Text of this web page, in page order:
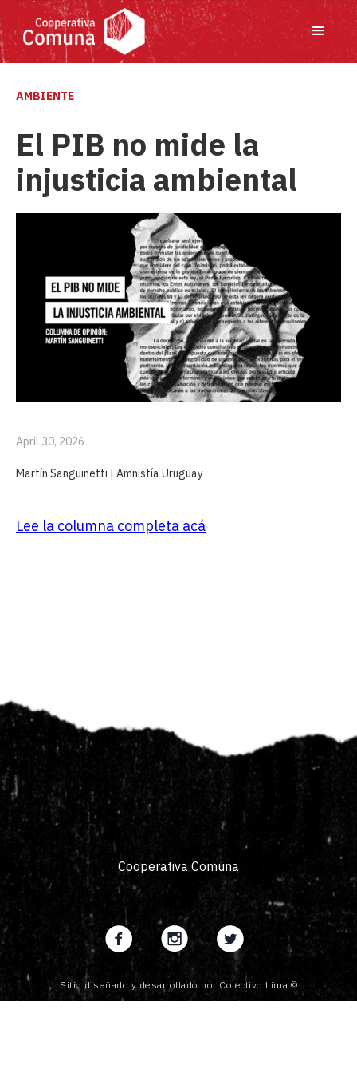
AMBIENTE
El PIB no mide la
injusticia ambiental
April 30, 2026
Martín Sanguinetti | Amnistía Uruguay
Lee la columna completa acá
Cooperativa Comuna
Sitio diseñado y desarrollado por Colectivo Lima ©